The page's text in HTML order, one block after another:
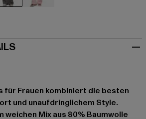
für Frauen kombiniert die besten
und unaufdringlichem Style.
Mix aus 80% Baumwolle